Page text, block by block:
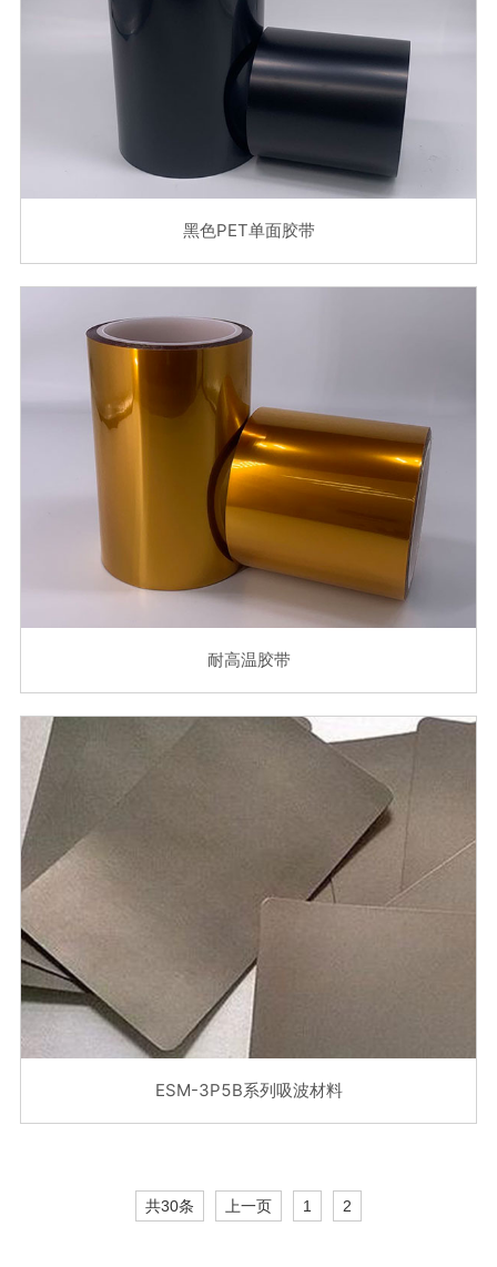
黑色PET单面胶带
耐高温胶带
ESM-3P5B系列吸波材料
共30条 上一页 1 2